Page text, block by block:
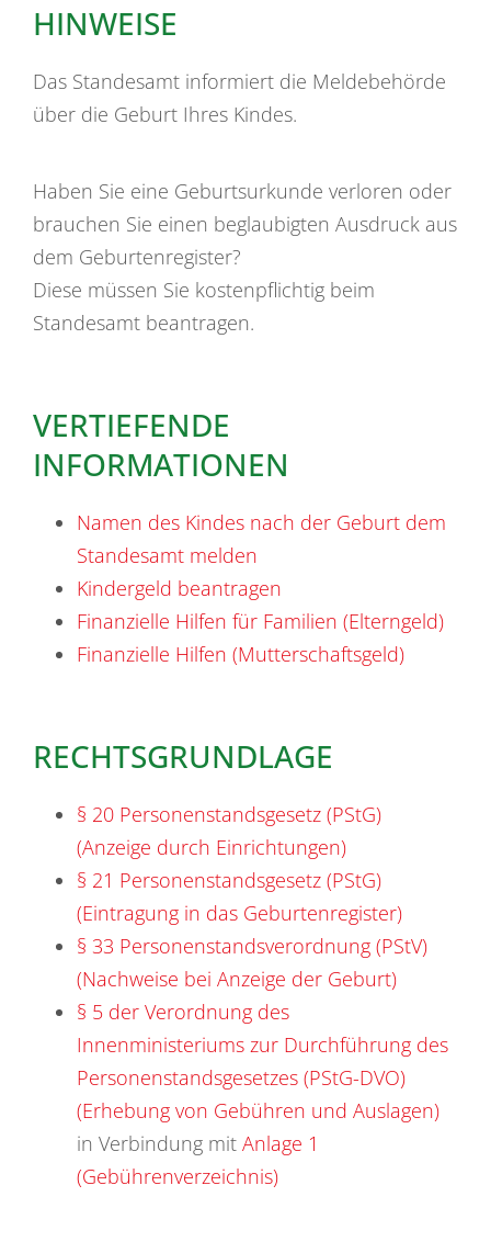
HINWEISE
Das Standesamt informiert die Meldebehörde
über die Geburt Ihres Kindes.
Haben Sie eine Geburtsurkunde verloren oder
brauchen Sie einen beglaubigten Ausdruck aus
dem Geburtenregister?
Diese müssen Sie kostenpflichtig beim
Standesamt beantragen.
VERTIEFENDE
INFORMATIONEN
Namen des Kindes nach der Geburt dem
Standesamt melden
Kindergeld beantragen
Finanzielle Hilfen für Familien (Elterngeld)
Finanzielle Hilfen (Mutterschaftsgeld)
RECHTSGRUNDLAGE
§ 20 Personenstandsgesetz (PStG)
(Anzeige durch Einrichtungen)
§ 21 Personenstandsgesetz (PStG)
(Eintragung in das Geburtenregister)
§ 33 Personenstandsverordnung (PStV)
(Nachweise bei Anzeige der Geburt)
§ 5 der Verordnung des
Innenministeriums zur Durchführung des
Personenstandsgesetzes (PStG-DVO)
(Erhebung von Gebühren und Auslagen)
in Verbindung mit Anlage 1
(Gebührenverzeichnis)